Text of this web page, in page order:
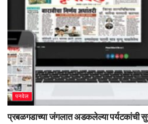
पनवेल
प्रबळगडाच्या जंगलात अडकलेल्या